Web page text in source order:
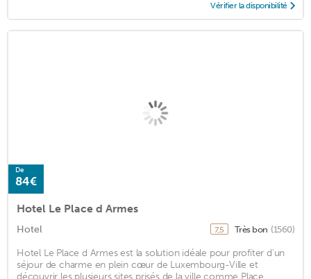
Vérifier la disponibilité
De
84€
Hotel Le Place d Armes
Hotel 7,5 Très bon (1560)
Hotel Le Place d Armes est la solution idéale pour profiter d'un
séjour de charme en plein cœur de Luxembourg-Ville et
découvrir les plusieurs sites prisés de la ville comme Place